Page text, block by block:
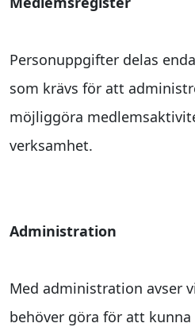
Personuppgifter delas
som krävs för att
möjliggöra
verksamhet.
Administration
Med administration avser
behöver göra för att kunna